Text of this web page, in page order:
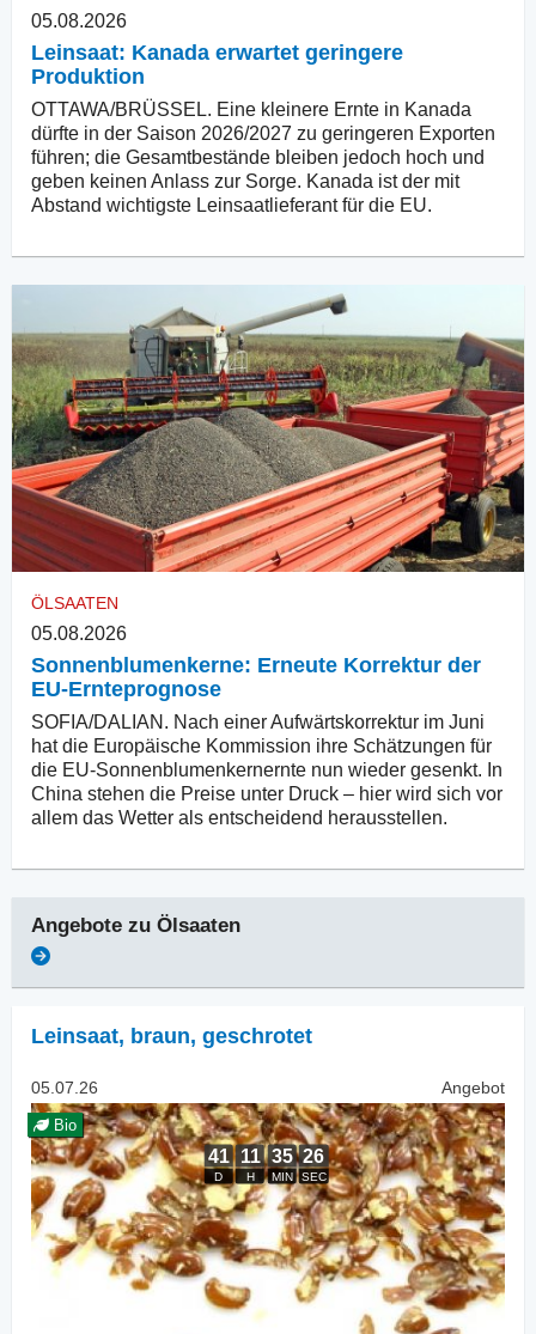
05.08.2026
Leinsaat: Kanada erwartet geringere
Produktion
OTTAWA/BRÜSSEL. Eine kleinere Ernte in Kanada
dürfte in der Saison 2026/2027 zu geringeren Exporten
führen; die Gesamtbestände bleiben jedoch hoch und
geben keinen Anlass zur Sorge. Kanada ist der mit
Abstand wichtigste Leinsaatlieferant für die EU.
ÖLSAATEN
05.08.2026
Sonnenblumenkerne: Erneute Korrektur der
EU-Ernteprognose
SOFIA/DALIAN. Nach einer Aufwärtskorrektur im Juni
hat die Europäische Kommission ihre Schätzungen für
die EU-Sonnenblumenkernernte nun wieder gesenkt. In
China stehen die Preise unter Druck – hier wird sich vor
allem das Wetter als entscheidend herausstellen.
Angebote zu Ölsaaten
Leinsaat, braun, geschrotet
05.07.26 Angebot
Bio